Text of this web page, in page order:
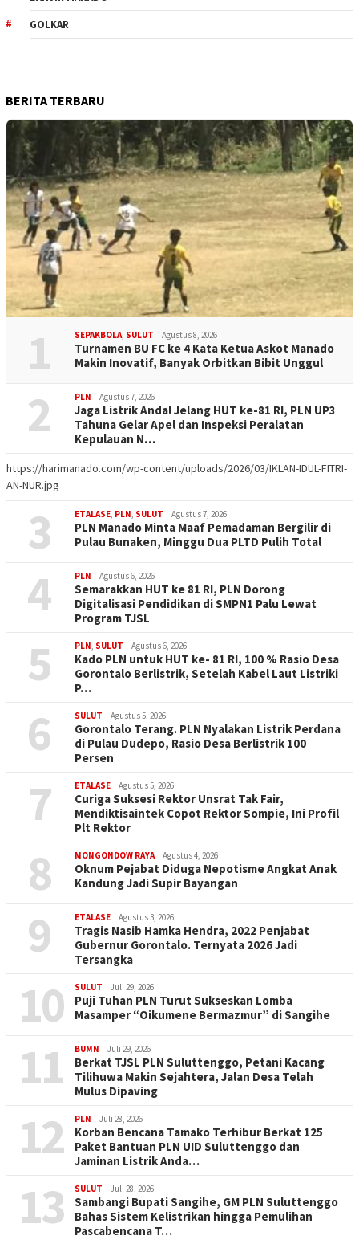
GOLKAR
BERITA TERBARU
1 SEPAKBOLA SULUT Agustus 8, 2026
Turnamen BU FC ke 4 Kata Ketua Askot Manado
Makin Inovatif, Banyak Orbitkan Bibit Unggul
2 PLN Agustus 7, 2026
Jaga Listrik Andal Jelang HUT ke-81 RI, PLN UP3
Tahuna Gelar Apel dan Inspeksi Peralatan
Kepulauan N…
https://harimanado.com/wp-content/uploads/2026/03/IKLAN-IDUL-FITRI-
AN-NUR.jpg
3 ETALASE PLN SULUT Agustus 7, 2026
PLN Manado Minta Maaf Pemadaman Bergilir di
Pulau Bunaken, Minggu Dua PLTD Pulih Total
4 PLN Agustus 6, 2026
Semarakkan HUT ke 81 RI, PLN Dorong
Digitalisasi Pendidikan di SMPN1 Palu Lewat
Program TJSL
5 PLN SULUT Agustus 6, 2026
Kado PLN untuk HUT ke- 81 RI, 100 % Rasio Desa
Gorontalo Berlistrik, Setelah Kabel Laut Listriki
P…
6 SULUT Agustus 5, 2026
Gorontalo Terang. PLN Nyalakan Listrik Perdana
di Pulau Dudepo, Rasio Desa Berlistrik 100
Persen
7 ETALASE Agustus 5, 2026
Curiga Suksesi Rektor Unsrat Tak Fair,
Mendiktisaintek Copot Rektor Sompie, Ini Profil
Plt Rektor
8 MONGONDOW RAYA Agustus 4, 2026
Oknum Pejabat Diduga Nepotisme Angkat Anak
Kandung Jadi Supir Bayangan
9 ETALASE Agustus 3, 2026
Tragis Nasib Hamka Hendra, 2022 Penjabat
Gubernur Gorontalo. Ternyata 2026 Jadi
Tersangka
10 SULUT Juli 29, 2026
Puji Tuhan PLN Turut Sukseskan Lomba
Masamper “Oikumene Bermazmur” di Sangihe
11 BUMN Juli 29, 2026
Berkat TJSL PLN Suluttenggo, Petani Kacang
Tilihuwa Makin Sejahtera, Jalan Desa Telah
Mulus Dipaving
12 PLN Juli 28, 2026
Korban Bencana Tamako Terhibur Berkat 125
Paket Bantuan PLN UID Suluttenggo dan
Jaminan Listrik Anda…
13 SULUT Juli 28, 2026
Sambangi Bupati Sangihe, GM PLN Suluttenggo
Bahas Sistem Kelistrikan hingga Pemulihan
Pascabencana T…